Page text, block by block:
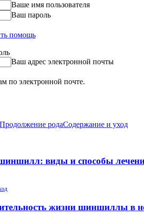
Ваше имя пользователя
Ваш пароль
помощь
Ваш адрес электронной почты
по электронной почте.
Продолжение родаСодержание и уход
виды и способы
жизни шиншиллы в